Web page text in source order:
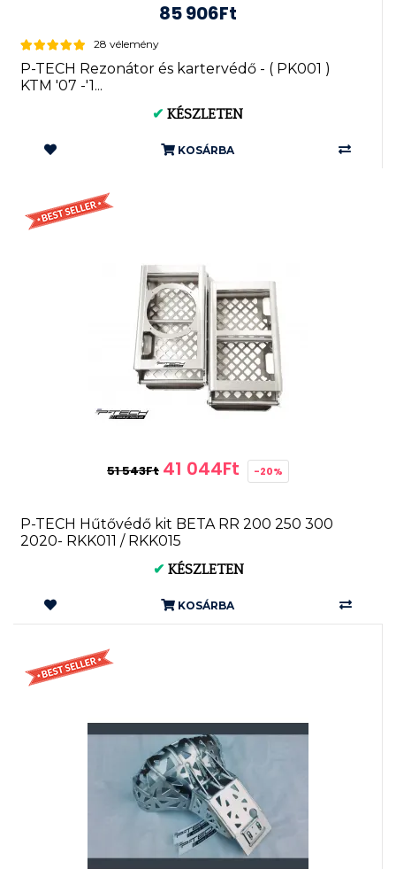
85 906Ft
28 vélemény
P-TECH Rezonátor és kartervédő - ( PK001 )
KTM '07 -'1...
✔ KÉSZLETEN
KOSÁRBA
51 543Ft 41 044Ft -20%
P-TECH Hűtővédő kit BETA RR 200 250 300
2020- RKK011 / RKK015
✔ KÉSZLETEN
KOSÁRBA